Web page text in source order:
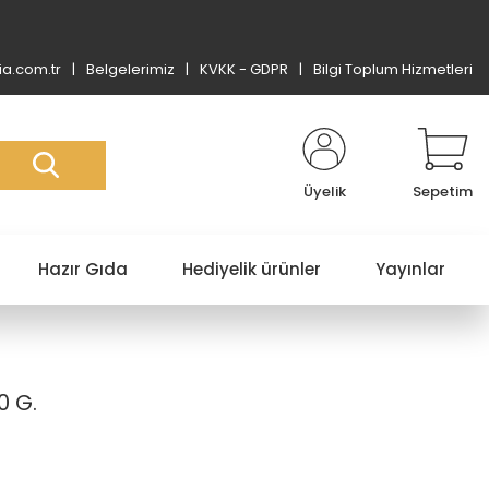
Belgelerimiz KVKK - GDPR Bilgi Toplum Hizmetleri
Üyelik Sepetim
Hazır Gıda Hediyelik ürünler Yayınlar
G.